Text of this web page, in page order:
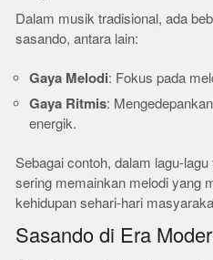
Dalam musik tradisional, ada
sasando, antara lain:
Gaya Melodi: Fokus pada
Gaya Ritmis:
energik.
Sebagai contoh, dalam lagu-
sering memainkan melodi yang
kehidupan sehari-hari
Sasando di Era